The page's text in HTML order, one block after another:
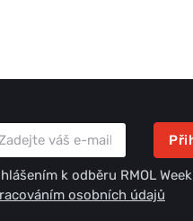
k odběru RMOL
osobních údajů